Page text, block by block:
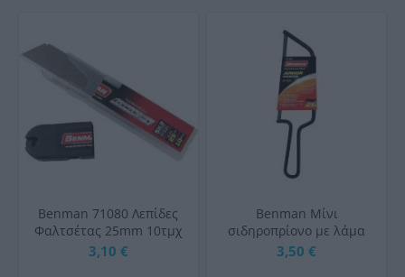
Benman 71080 Λεπίδες
Φαλτσέτας 25mm 10τμχ
3,10 €
Benman Μίνι
σιδηροπρίονο με λάμα
150mm
3,50 €